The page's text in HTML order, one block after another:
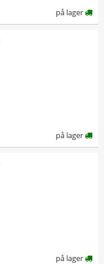
på lager
på lager
på lager